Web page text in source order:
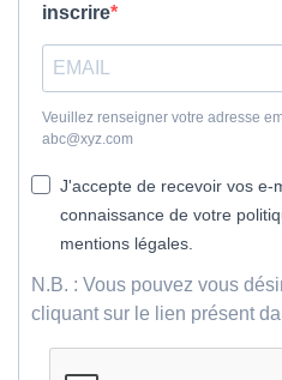
inscrire
Veuillez renseigner votre adresse
abc@xyz.com
J'accepte de recevoir vos e-
connaissance de votre
mentions légales.
N.B. : Vous pouvez vous
cliquant sur le lien présent